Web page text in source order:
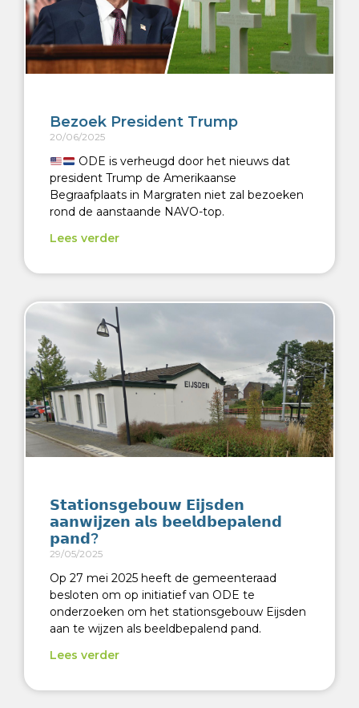
Bezoek President Trump
20/06/2025
ODE is verheugd door het nieuws dat
president Trump de Amerikaanse
Begraafplaats in Margraten niet zal bezoeken
rond de aanstaande NAVO-top.
Lees verder
𝗦𝘁𝗮𝘁𝗶𝗼𝗻𝘀𝗴𝗲𝗯𝗼𝘂𝘄 𝗘𝗶𝗷𝘀𝗱𝗲𝗻
𝗮𝗮𝗻𝘄𝗶𝗷𝘇𝗲𝗻 𝗮𝗹𝘀 𝗯𝗲𝗲𝗹𝗱𝗯𝗲𝗽𝗮𝗹𝗲𝗻𝗱
𝗽𝗮𝗻𝗱?
29/05/2025
Op 27 mei 2025 heeft de gemeenteraad
besloten om op initiatief van ODE te
onderzoeken om het stationsgebouw Eijsden
aan te wijzen als beeldbepalend pand.
Lees verder